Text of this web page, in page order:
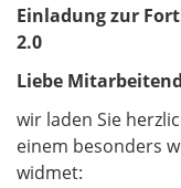
Einladung zur
2.0
Liebe
wir laden Sie
einem besonders
widmet: